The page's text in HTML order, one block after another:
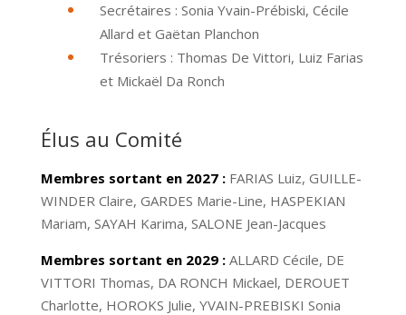
Secrétaires : Sonia Yvain-Prébiski, Cécile
Allard et Gaëtan Planchon
Trésoriers : Thomas De Vittori, Luiz Farias
et Mickaël Da Ronch
Élus au Comité
Membres sortant en 2027 : FARIAS Luiz, GUILLE-
WINDER Claire, GARDES Marie-Line, HASPEKIAN
Mariam, SAYAH Karima, SALONE Jean-Jacques
Membres sortant en 2029 : ALLARD Cécile, DE
VITTORI Thomas, DA RONCH Mickael, DEROUET
Charlotte, HOROKS Julie, YVAIN-PREBISKI Sonia